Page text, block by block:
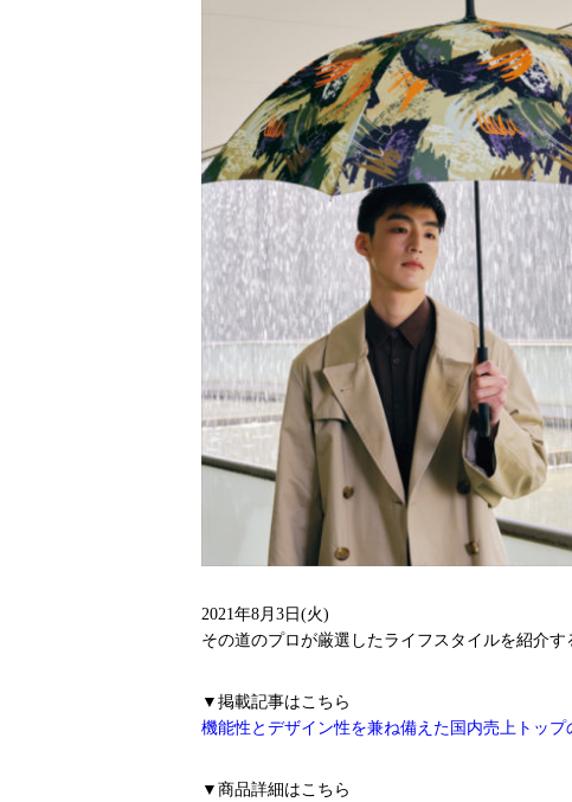
2021年8月3日(火)
その道のプロが厳選したライフスタイルを紹介す
▼掲載記事はこちら
機能性とデザイン性を兼ね備えた国内売上トップ
▼商品詳細はこちら